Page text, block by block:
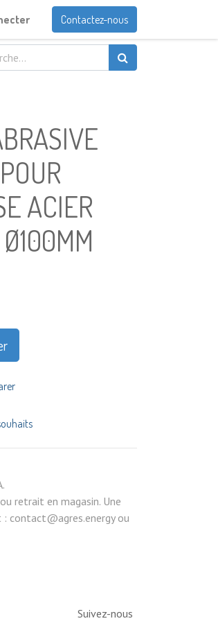
Contactez-nous
ACIER
Hors TVA.
retrait en magasin. Une
contact@agres.energy ou
Suivez-nous